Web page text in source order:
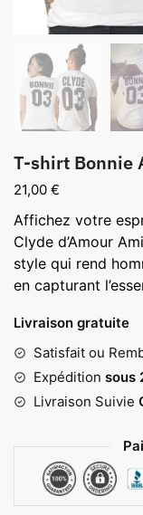
T-shirt Bonnie
21,00 €
Affichez votre
Clyde d’Amour
style qui rend
en capturant
Livraison gratuite
Satisfait ou
Expédition sous
Livraison Suivie